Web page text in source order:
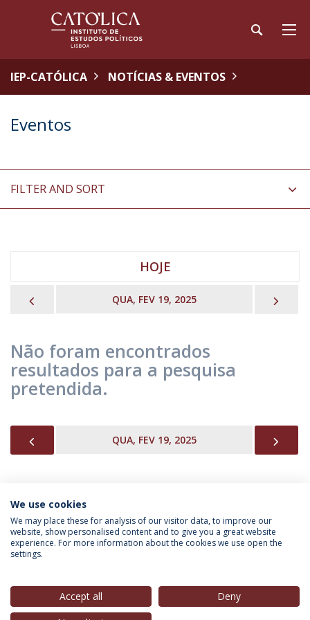
IEP-CATÓLICA NOTÍCIAS & EVENTOS
Eventos
FILTER AND SORT
HOJE
QUA, FEV 19, 2025
Não foram encontrados
resultados para a pesquisa
pretendida.
QUA, FEV 19, 2025
INFORMAÇÃO PARA
We use cookies
We may place these for analysis of our visitor data, to improve our
website, show personalised content and to give you a great website
experience. For more information about the cookies we use open the
settings.
Accept all
Deny